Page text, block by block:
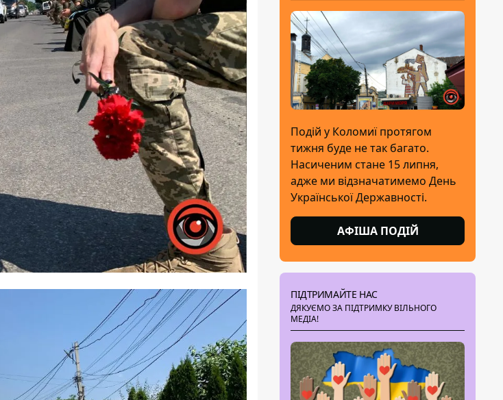
Подій у Коломиї протягом
тижня буде не так багато.
Насиченим стане 15 липня,
адже ми відзначатимемо День
Української Державності.
АФІША ПОДІЙ
ПІДТРИМАЙТЕ НАС
ДЯКУЄМО ЗА ПІДТРИМКУ ВІЛЬНОГО
МЕДІА!